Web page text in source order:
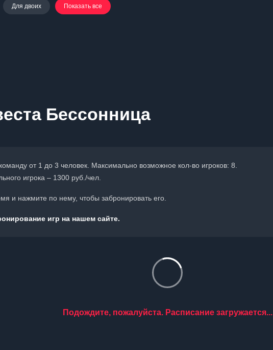
Для двоих Показать все
Бессонница
от 1 до 3 человек. Максимально возможное кол-во игроков: 8.
игрока – 1300 руб./чел.
и нажмите по нему, чтобы забронировать его.
игр на нашем сайте.
Подождите, пожалуйста. Расписание загружается...